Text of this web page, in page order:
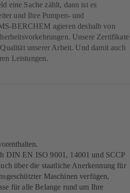
eine Sache zählt, dann ist es
und Ihre Pumpen- und
BERCHEM agieren deshalb von
Unsere Zertifikate
unserer Arbeit. Und damit auch
Leistungen.
DIN EN ISO 9001, 14001 und SCCP
über die staatliche Anerkennung für
Maschinen verfügen,
für alle Belange rund um Ihre